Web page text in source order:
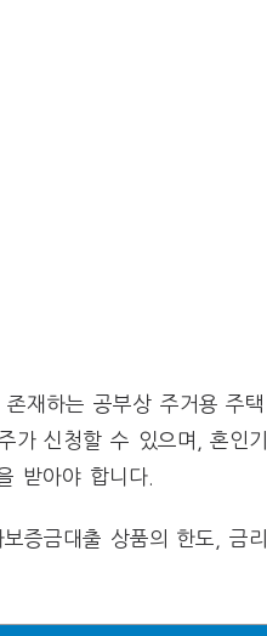
재하는 공부상 주거용 주
가 신청할 수 있으며, 혼인
받아야 합니다.
증금대출 상품의 한도, 금